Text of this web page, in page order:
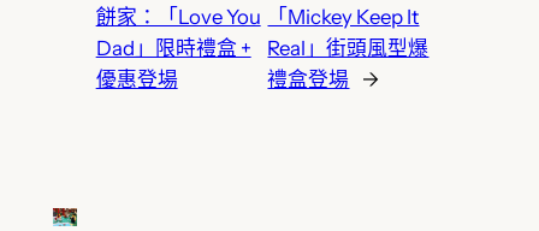
餅家：「Love You
Dad」限時禮盒 +
優惠登場
「Mickey Keep It
Real」街頭風型爆
禮盒登場 →